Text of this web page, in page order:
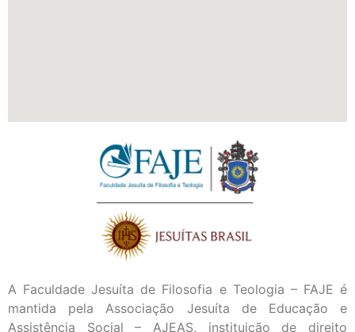
A Faculdade Jesuíta de Filosofia e Teologia – FAJE é
mantida pela Associação Jesuíta de Educação e
Assistência Social – AJEAS, instituição de direito